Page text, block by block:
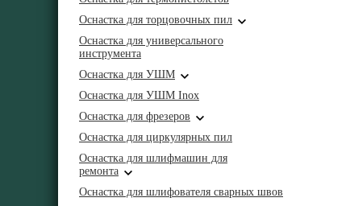
Оснастка для торцовочных пил
Оснастка для универсального
инструмента
Оснастка для УШМ
Оснастка для УШМ Inox
Оснастка для фрезеров
Оснастка для циркулярных пил
Оснастка для шлифмашин для
ремонта
Оснастка для шлифователя сварных швов